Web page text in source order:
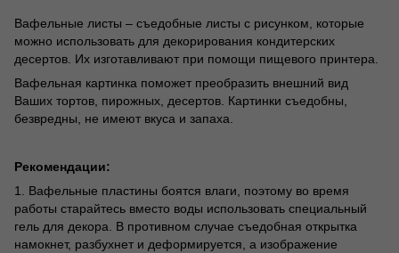
Вафельные листы – съедобные листы с рисунком, которые
можно использовать для декорирования кондитерских
десертов. Их изготавливают при помощи пищевого принтера.
Вафельная картинка поможет преобразить внешний вид
Ваших тортов, пирожных, десертов. Картинки съедобны,
безвредны, не имеют вкуса и запаха.
Рекомендации:
1. Вафельные пластины боятся влаги, поэтому во время
работы старайтесь вместо воды использовать специальный
гель для декора. В противном случае съедобная открытка
намокнет, разбухнет и деформируется, а изображение